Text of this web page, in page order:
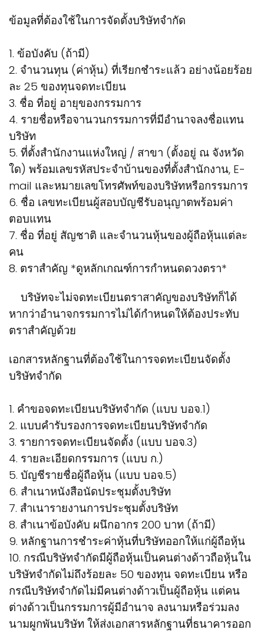
ข้อมูลที่ต้องใช้ในการจัดตั้งบริษัทจำกัด
1. ข้อบังคับ (ถ้ามี)
2. จำนวนทุน (ค่าหุ้น) ที่เรียกชำระแล้ว อย่างน้อยร้อย
ละ 25 ของทุนจดทะเบียน
3. ชื่อ ที่อยู่ อายุของกรรมการ
4. รายชื่อหรือจานวนกรรมการที่มีอำนาจลงชื่อแทน
บริษัท
5. ที่ตั้งสำนักงานแห่งใหญ่ / สาขา (ตั้งอยู่ ณ จังหวัด
ใด) พร้อมเลขรหัสประจำบ้านของที่ตั้งสำนักงาน, E-
mail และหมายเลขโทรศัพท์ของบริษัทหรือกรรมการ
6. ชื่อ เลขทะเบียนผู้สอบบัญชีรับอนุญาตพร้อมค่า
ตอบแทน
7. ชื่อ ที่อยู่ สัญชาติ และจำนวนหุ้นของผู้ถือหุ้นแต่ละ
คน
8. ตราสำคัญ *ดูหลักเกณฑ์การกำหนดดวงตรา*
บริษัทจะไม่จดทะเบียนตราสาคัญของบริษัทก็ได้
หากว่าอำนาจกรรมการไม่ได้กำหนดให้ต้องประทับ
ตราสำคัญด้วย
เอกสารหลักฐานที่ต้องใช้ในการจดทะเบียนจัดตั้ง
บริษัทจำกัด
1. คำขอจดทะเบียนบริษัทจำกัด (แบบ บอจ.1)
2. แบบคำรับรองการจดทะเบียนบริษัทจำกัด
3. รายการจดทะเบียนจัดตั้ง (แบบ บอจ.3)
4. รายละเอียดกรรมการ (แบบ ก.)
5. บัญชีรายชื่อผู้ถือหุ้น (แบบ บอจ.5)
6. สำเนาหนังสือนัดประชุมตั้งบริษัท
7. สำเนารายงานการประชุมตั้งบริษัท
8. สำเนาข้อบังคับ ผนึกอากร 200 บาท (ถ้ามี)
9. หลักฐานการชำระค่าหุ้นที่บริษัทออกให้แก่ผู้ถือหุ้น
10. กรณีบริษัทจำกัดมีผู้ถือหุ้นเป็นคนต่างด้าวถือหุ้นใน
บริษัทจำกัดไม่ถึงร้อยละ 50 ของทุน จดทะเบียน หรือ
กรณีบริษัทจำกัดไม่มีคนต่างด้าวเป็นผู้ถือหุ้น แต่คน
ต่างด้าวเป็นกรรมการผู้มีอำนาจ ลงนามหรือร่วมลง
นามผูกพันบริษัท ให้ส่งเอกสารหลักฐานที่ธนาคารออก